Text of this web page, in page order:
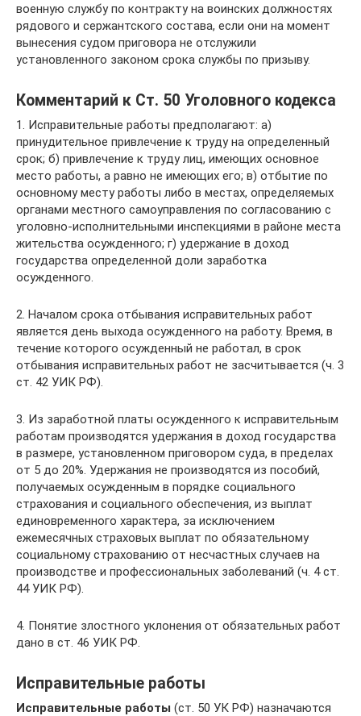
военную службу по контракту на воинских должностях
рядового и сержантского состава, если они на момент
вынесения судом приговора не отслужили
установленного законом срока службы по призыву.
Комментарий к Ст. 50 Уголовного кодекса
1. Исправительные работы предполагают: а)
принудительное привлечение к труду на определенный
срок; б) привлечение к труду лиц, имеющих основное
место работы, а равно не имеющих его; в) отбытие по
основному месту работы либо в местах, определяемых
органами местного самоуправления по согласованию с
уголовно-исполнительными инспекциями в районе места
жительства осужденного; г) удержание в доход
государства определенной доли заработка
осужденного.
2. Началом срока отбывания исправительных работ
является день выхода осужденного на работу. Время, в
течение которого осужденный не работал, в срок
отбывания исправительных работ не засчитывается (ч. 3
ст. 42 УИК РФ).
3. Из заработной платы осужденного к исправительным
работам производятся удержания в доход государства
в размере, установленном приговором суда, в пределах
от 5 до 20%. Удержания не производятся из пособий,
получаемых осужденным в порядке социального
страхования и социального обеспечения, из выплат
единовременного характера, за исключением
ежемесячных страховых выплат по обязательному
социальному страхованию от несчастных случаев на
производстве и профессиональных заболеваний (ч. 4 ст.
44 УИК РФ).
4. Понятие злостного уклонения от обязательных работ
дано в ст. 46 УИК РФ.
Исправительные работы
Исправительные работы (ст. 50 УК РФ) назначаются